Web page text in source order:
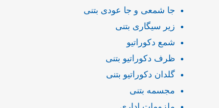
جا شمعی و جا عودی بتنی
زیر سیگاری بتنی
شمع دکوراتیو
ظرف دکوراتیو بتنی
گلدان دکوراتیو بتنی
مجسمه بتنی